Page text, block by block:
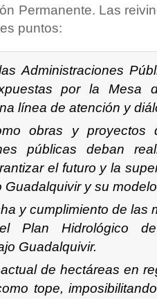
Permanente. Las
puntos:
Administraciones
por la Mesa
línea de atención y
obras y proyectos
públicas deban
el futuro y la
Guadalquivir y su
y cumplimiento de las
Plan Hidrológico de
Guadalquivir.
de hectáreas en
tope,